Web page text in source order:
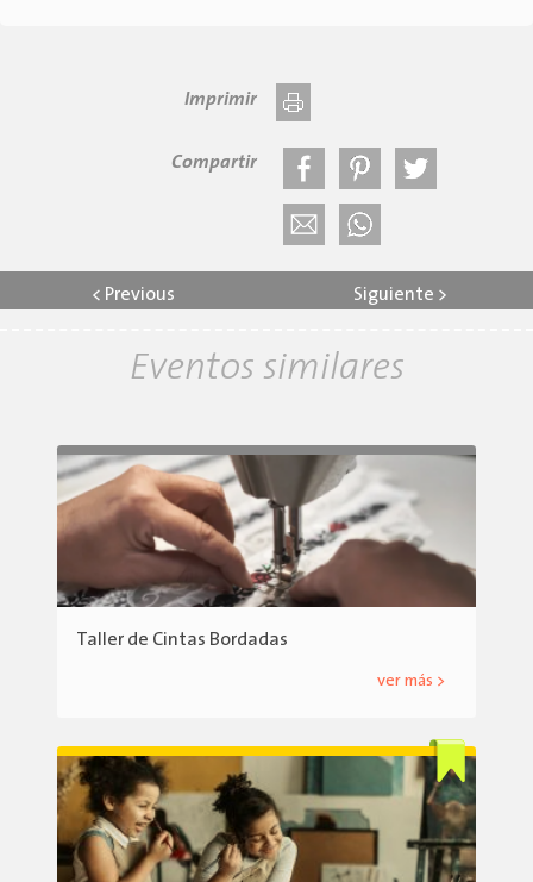
Imprimir
Compartir
< Previous Siguiente >
Eventos similares
Taller de Cintas Bordadas
ver más >